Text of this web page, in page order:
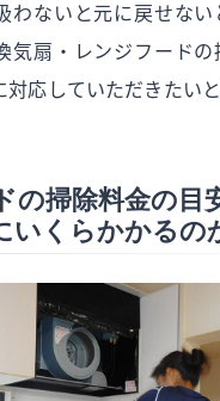
わないと元に戻せな
気扇・レンジフードの
応していただきたいと
の掃除料金の目
いくらかかるの